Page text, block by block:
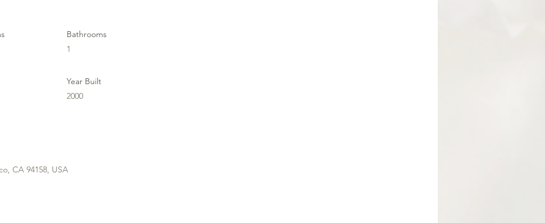
Bathrooms
1
Year Built
2000
CA 94158, USA